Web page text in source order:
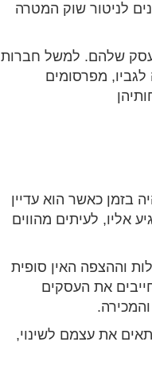
לניטור שוק המטרה
שלהם. למשל חברות
מפרסומים
בזמן כאשר הוא עדיין
אליו, לעיתים מהווים
וההצפה האין סופית
את העסקים
את עצמם לשינוי,